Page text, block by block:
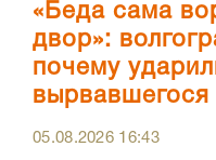
«Беда сама
двор»:
почему
вырвавшегося
05.08.2026 16:43